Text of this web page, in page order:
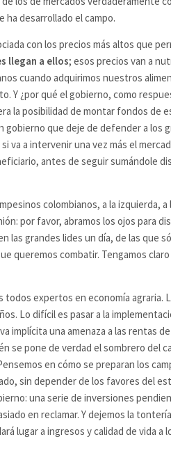
desarrollado el campo.
con los precios más altos que
llegan a ellos; esos precios van a
cuando adquirimos nuestros
Y ¿por qué el gobierno, como
la posibilidad de montar fondos de
que deje de defender a los
va a intervenir una vez más el
antes de seguir sumándole
colombianos, a la izquierda,
por favor, abramos los ojos para
las grandes lides un día, de las que
queremos combatir. Tengamos
expertos en economía agraria.
Lo difícil es pasar a la
implícita una amenaza a las rentas
se pone de verdad el sombrero del
en cómo se preparan los
sin depender de los favores del
una serie de inversiones
en reclamar. Y dejemos la
lugar a ingresos y calidad de vida a